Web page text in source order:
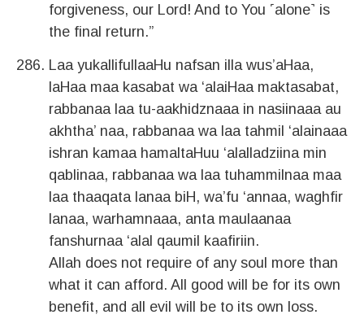
forgiveness, our Lord! And to You ˹alone˺ is
the final return.”
Laa yukallifullaaHu nafsan illa wus’aHaa,
laHaa maa kasabat wa ‘alaiHaa maktasabat,
rabbanaa laa tu-aakhidznaaa in nasiinaaa au
akhtha’ naa, rabbanaa wa laa tahmil ‘alainaaa
ishran kamaa hamaltaHuu ‘alalladziina min
qablinaa, rabbanaa wa laa tuhammilnaa maa
laa thaaqata lanaa biH, wa’fu ‘annaa, waghfir
lanaa, warhamnaaa, anta maulaanaa
fanshurnaa ‘alal qaumil kaafiriin.
Allah does not require of any soul more than
what it can afford. All good will be for its own
benefit, and all evil will be to its own loss.